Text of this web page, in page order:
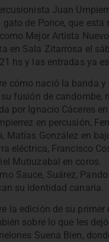
Juan
de Ponce, que está
Mejor Artista
en Sala Zitarrosa el
hs y las entradas ya
cómo nació la banda y
fusión de candombe,
por Ignacio Cáceres
en percusión,
Matías González en
eléctrica, Francisco
Mutiuzabal en coros.
Sauce, Suárez,
su identidad canaria.
la edición de su primer
sobre lo que les
Suena Bien,